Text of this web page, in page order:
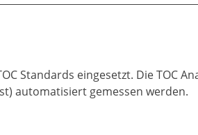
Standards eingesetzt. Die TOC
automatisiert gemessen werden.